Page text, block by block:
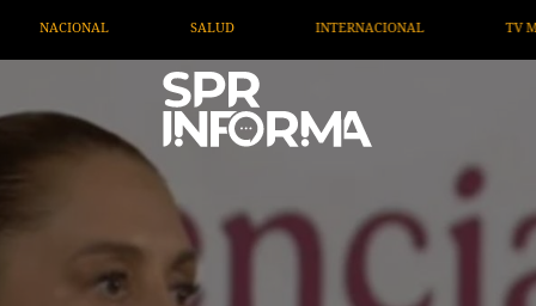
INTERNACIONAL TV MIGRANTE INFORMA OPINIÓN